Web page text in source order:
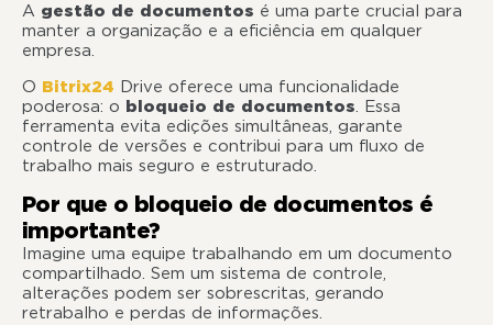
A gestão de documentos é uma parte crucial para
manter a organização e a eficiência em qualquer
empresa.
O Bitrix24 Drive oferece uma funcionalidade
poderosa: o bloqueio de documentos. Essa
ferramenta evita edições simultâneas, garante
controle de versões e contribui para um fluxo de
trabalho mais seguro e estruturado.
Por que o bloqueio de documentos é
importante?
Imagine uma equipe trabalhando em um documento
compartilhado. Sem um sistema de controle,
alterações podem ser sobrescritas, gerando
retrabalho e perdas de informações.